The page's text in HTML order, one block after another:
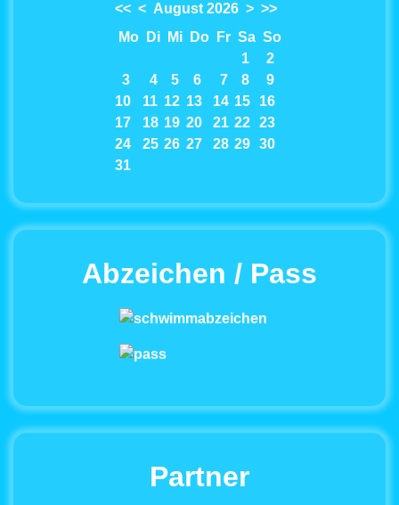
<< < August 2026 > >>
Mo
Di Mi Do Fr Sa So
1
2
3
4 5 6 7 8
9
10
11 12 13 14 15
16
17
18 19 20 21 22
23
24
25 26 27 28 29
30
31
Abzeichen / Pass
Partner